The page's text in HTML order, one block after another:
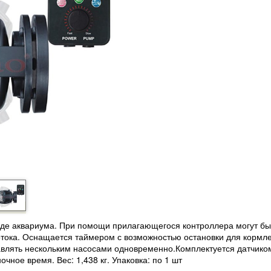
аквариума. При помощи прилагающегося контроллера могут
Оснащается таймером с возможностью остановки для
нескольким насосами одновременно.Комплектуется
время. Вес: 1,438 кг. Упаковка: по 1 шт